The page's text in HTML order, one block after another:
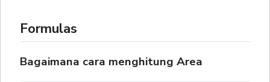
Formulas
Bagaimana cara menghitung Area